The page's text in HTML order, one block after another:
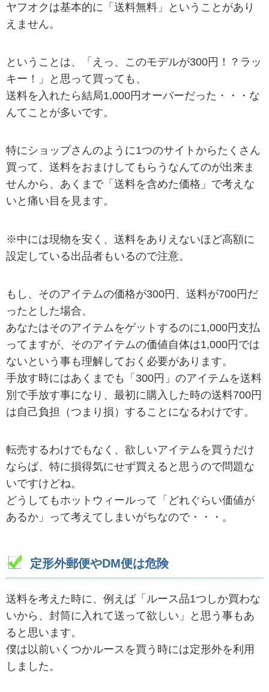
ヤフオクは基本的に「送料無料」ということがあり
えません。
ということは、「えっ、このモデルが300円！？ラッ
キー！」と思って買っても、
送料を入れたら結局1,000円オーバーだった・・・な
んてことが多いです。
特にショップさんのように1つのサイトからたくさん
買って、送料をおまけしてもらうなんてのが出来ま
せんから、あくまで「送料を含めた価格」で考えな
いと痛い目を見ます。
※中には現物を安く、送料をありえないほど高額に
設定している出品者もいるので注意。
もし、そのアイテムの価格が300円、送料が700円だ
ったとした場合、
あなたはそのアイテムをゲットするのに1,000円支払
ってますが、そのアイテムの価値自体は1,000円では
ないという事も理解しておく必要があります。
手放す時にはあくまでも「300円」のアイテムを送料
別で手放す事になり、最初に購入した時の送料700円
は自己負担（つまり損）することになるわけです。
転売するわけでもなく、欲しいアイテムを買うだけ
ならば、特に損得気にせず買えると思うので問題な
いですけどね。
どうしてもホットウィールって「どれぐらい価値が
あるか」って考えてしまいがちなので・・・。
定形外郵便やDM便は危険
送料を考えた時に、例えば「ルース品1つしか買わな
いから、封筒に入れて送って欲しい」と思う事もあ
ると思います。
僕は以前いくつかルースを買う時には定形外を利用
しました。